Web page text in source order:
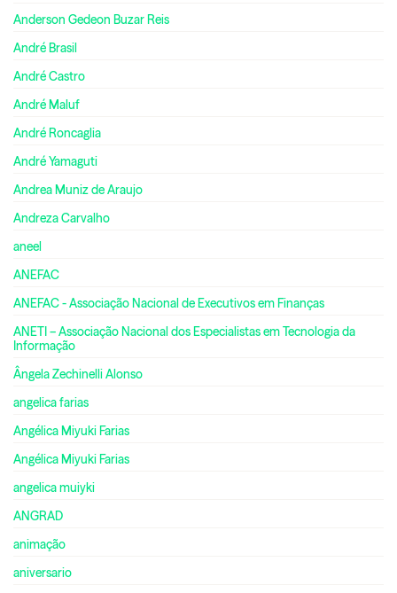
Anderson Gedeon Buzar Reis
André Brasil
André Castro
André Maluf
André Roncaglia
André Yamaguti
Andrea Muniz de Araujo
Andreza Carvalho
aneel
ANEFAC
ANEFAC - Associação Nacional de Executivos em Finanças
ANETI – Associação Nacional dos Especialistas em Tecnologia da
Informação
Ângela Zechinelli Alonso
angelica farias
Angélica Miyuki Farias
Angélica Miyuki Farias
angelica muiyki
ANGRAD
animação
aniversario